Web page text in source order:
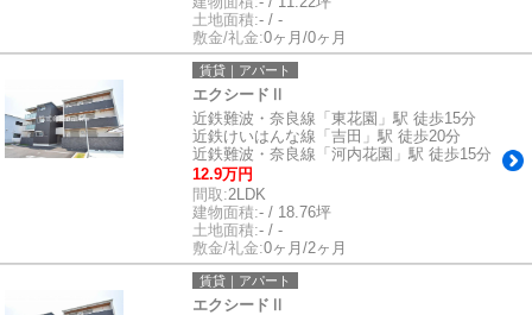
土地面積:- / -
敷金/礼金:0ヶ月/0ヶ月
賃貸｜アパート
エクシードⅡ
近鉄難波・奈良線「東花園」駅 徒歩15分
近鉄けいはんな線「吉田」駅 徒歩20分
近鉄難波・奈良線「河内花園」駅 徒歩15分
12.9万円
間取:2LDK
建物面積:- / 18.76坪
土地面積:- / -
敷金/礼金:0ヶ月/2ヶ月
賃貸｜アパート
エクシードⅡ